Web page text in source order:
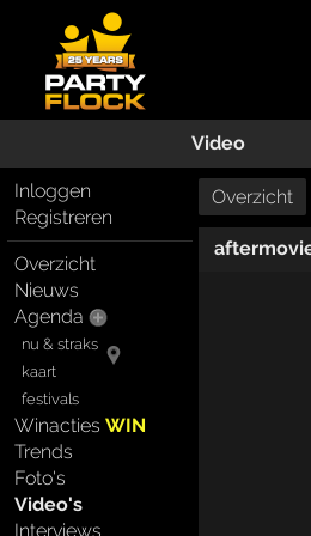
Video
Inloggen
Registreren
Overzicht
Nieuws
Agenda
nu & straks
kaart
festivals
WinactiesWIN
Trends
Foto's
Video's
Interviews
Overzicht